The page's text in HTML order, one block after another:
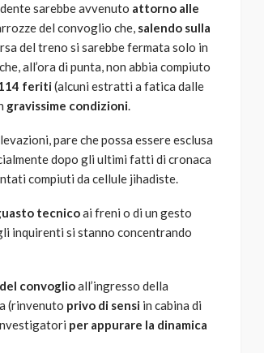
sarebbe avvenuto attorno alle
del convoglio che, salendo sulla
del treno si sarebbe fermata solo in
che, all’ora di punta, non abbia compiuto
feriti(alcuni estratti a fatica dalle
gravissime condizioni.
pare che possa essere esclusa
dopo gli ultimi fatti di cronaca
compiuti da cellule jihadiste.
tecnicoai freni o di un gesto
inquirenti si stanno concentrando
convoglioall’ingresso della
(rinvenuto privo di sensi in cabina di
per appurare la dinamica